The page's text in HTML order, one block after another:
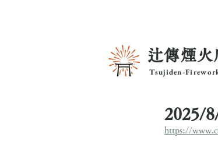
辻傳煙火
Tsujiden-
2025/
https://